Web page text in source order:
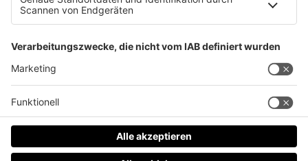
DatenschutzImpressumAGBsJobsKontaktWerben